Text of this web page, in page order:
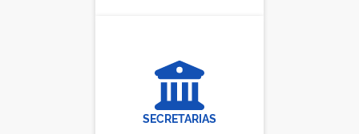
SECRETARIAS